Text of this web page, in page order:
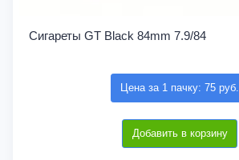
Сигареты GT Black 84mm 7.9/84
Цена за 1 пачку: 75 руб.
Добавить в корзину